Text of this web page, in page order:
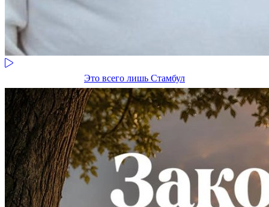
Это всего лишь Стамбул